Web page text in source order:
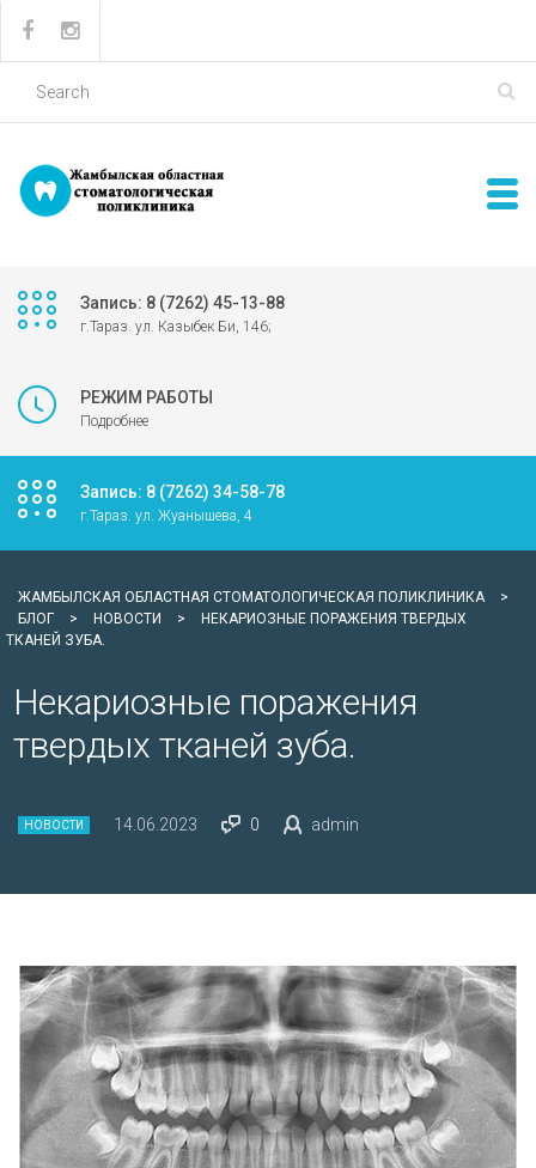
Запись: 8 (7262) 45-13-88
г.Тараз. ул. Казыбек Би, 146;
РЕЖИМ РАБОТЫ
Подробнее
Запись: 8 (7262) 34-58-78
г.Тараз. ул. Жуанышева, 4
ЖАМБЫЛСКАЯ ОБЛАСТНАЯ СТОМАТОЛОГИЧЕСКАЯ ПОЛИКЛИНИКА
>
БЛОГ
> НОВОСТИ >
НЕКАРИОЗНЫЕ ПОРАЖЕНИЯ ТВЕРДЫХ
ТКАНЕЙ ЗУБА.
Некариозные поражения
твердых тканей зуба.
НОВОСТИ 14.06.2023 0 admin